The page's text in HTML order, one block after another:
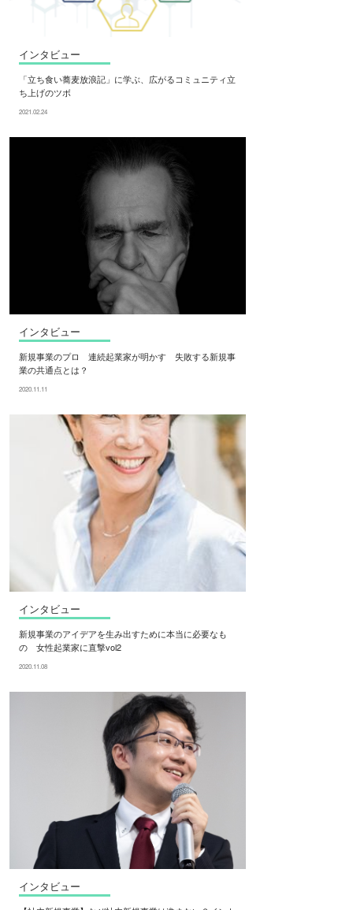
インタビュー
「立ち食い蕎麦放浪記」に学ぶ、広がるコミュニティ立
ち上げのツボ
2021.02.24
インタビュー
新規事業のプロ 連続起業家が明かす 失敗する新規事
業の共通点とは？
2020.11.11
インタビュー
新規事業のアイデアを生み出すために本当に必要なも
の 女性起業家に直撃vol2
2020.11.08
インタビュー